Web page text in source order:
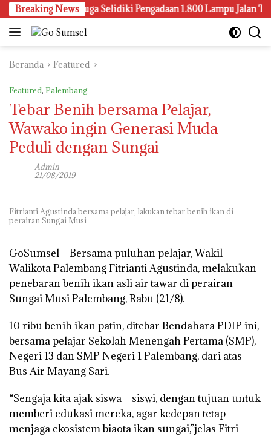
Langsung
ke
konten
Breaking News
Palembang Juga Selidiki Pengadaan 1.800 Lampu Jalan
Beranda Featured
Featured, Palembang
Tebar Benih bersama Pelajar,
Wawako ingin Generasi Muda
Peduli dengan Sungai
Admin
21/08/2019
Fitrianti Agustinda bersama pelajar, lakukan tebar benih ikan di
perairan Sungai Musi
GoSumsel – Bersama puluhan pelajar, Wakil
Walikota Palembang Fitrianti Agustinda, melakukan
penebaran benih ikan asli air tawar di perairan
Sungai Musi Palembang, Rabu (21/8).
10 ribu benih ikan patin, ditebar Bendahara PDIP ini,
bersama pelajar Sekolah Menengah Pertama (SMP),
Negeri 13 dan SMP Negeri 1 Palembang, dari atas
Bus Air Mayang Sari.
“Sengaja kita ajak siswa – siswi, dengan tujuan untuk
memberi edukasi mereka, agar kedepan tetap
menjaga ekosistem biaota ikan sungai,”jelas Fitri